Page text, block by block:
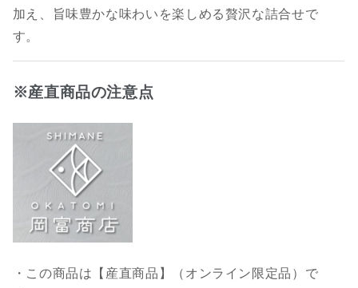
加え、旨味豊かな味わいを楽しめる贅沢な詰合せで
す。
※産直商品の注意点
・この商品は【産直商品】（オンライン限定品）で